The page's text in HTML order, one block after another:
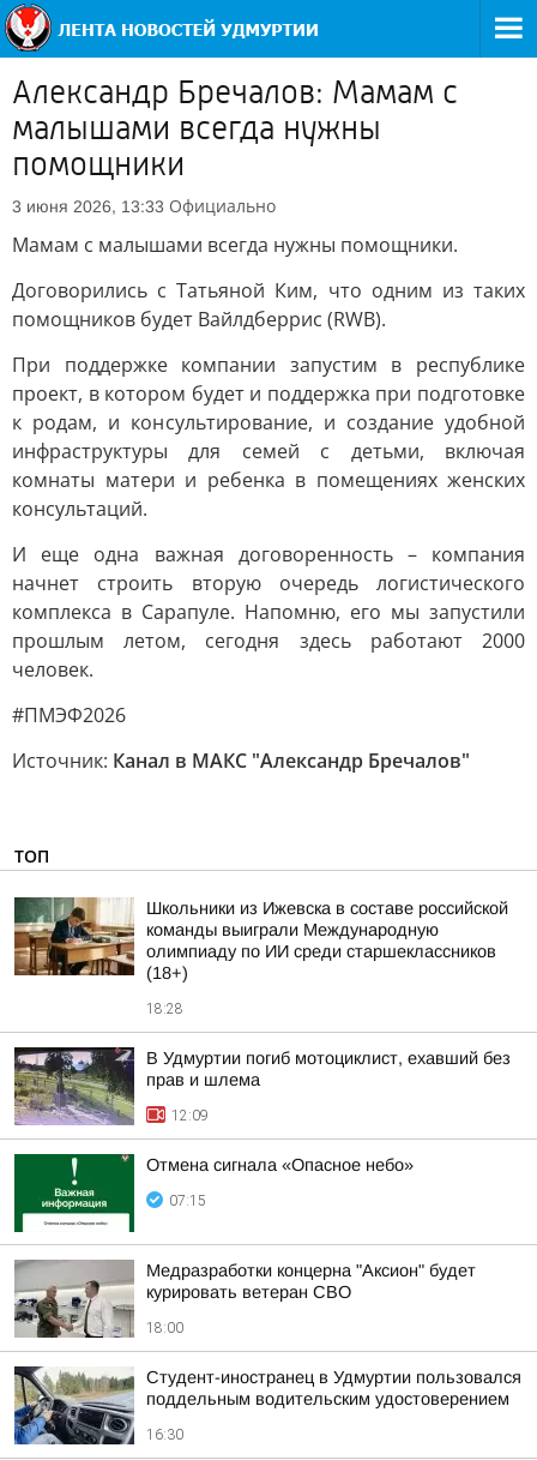
Александр Бречалов: Мамам с
малышами всегда нужны
помощники
3 июня 2026, 13:33 Официально
Мамам с малышами всегда нужны помощники.
Договорились с Татьяной Ким, что одним из таких
помощников будет Вайлдберрис (RWB).
При поддержке компании запустим в республике
проект, в котором будет и поддержка при подготовке
к родам, и консультирование, и создание удобной
инфраструктуры для семей с детьми, включая
комнаты матери и ребенка в помещениях женских
консультаций.
И еще одна важная договоренность – компания
начнет строить вторую очередь логистического
комплекса в Сарапуле. Напомню, его мы запустили
прошлым летом, сегодня здесь работают 2000
человек.
#ПМЭФ2026
Источник: Канал в МАКС "Александр Бречалов"
ТОП
Школьники из Ижевска в составе российской
команды выиграли Международную
олимпиаду по ИИ среди старшеклассников
(18+)
18:28
В Удмуртии погиб мотоциклист, ехавший без
прав и шлема
12:09
Отмена сигнала «Опасное небо»
07:15
Медразработки концерна "Аксион" будет
курировать ветеран СВО
18:00
Студент-иностранец в Удмуртии пользовался
поддельным водительским удостоверением
16:30